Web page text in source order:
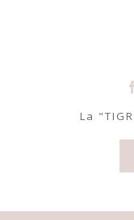
La